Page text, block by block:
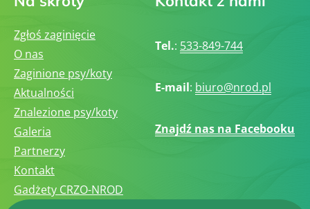
Zgłoś zaginięcie
O nas
Zaginione psy/koty
Aktualności
Znalezione psy/koty
Galeria
Partnerzy
Kontakt
Gadżety CRZO-NROD
Tel.: 533-849-744
E-mail: biuro@nrod.pl
Znajdź nas na Facebooku